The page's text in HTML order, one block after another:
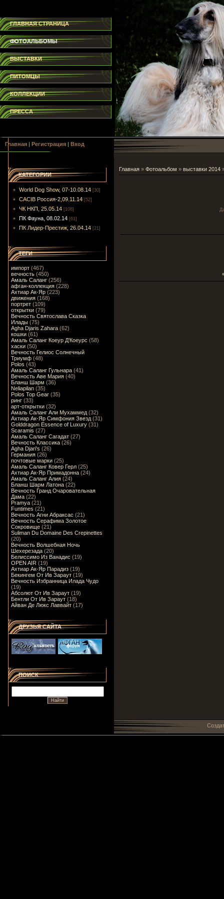
ГЛАВНАЯ СТРАНИЦА
ФОТОАЛЬБОМЫ
ВЫСТАВКИ
ПИТОМЦЫ
КОЛЛЕКЦИИ
ПРЕССА
Главная | Регистрация | Вход
КАТЕГОРИИ
World Dog Show, 07-10.08.14 [30]
CACIB Россия-2,09.11.14 [52]
ЧК НКП, 25.05.14 [108]
ПК Фауна, 08.02.14 [61]
ПК Лидер-Престиж, 26.04.14 [21]
ТЕГИ
импорт (467)
вечность (450)
Амаль Саланг (256)
афган-коллекция (228)
Ахтиар Ак-Яр (223)
движения (168)
портрет (109)
открытки (79)
Вечность Святослава Сказка
Илады (75)
Agha Djaris Zahara (62)
кошки (61)
Амаль Саланг Коеур Д'Коеурс (58)
хаски (50)
Вечность Гелиос Солнечный
Триумф (48)
Polos (43)
Амаль Саланг Гульнара (41)
Вечность Аве Мария (40)
Бланш Шарм (36)
Neliapilan (35)
Polos Top Gear (35)
ринг (33)
арт-открытки (32)
Амаль Саланг Али Мухаммед (32)
Ахтиар Ак-Яр Симфония Звезд (31)
Golddragon Essence of Luxury (31)
Scaramis (27)
Амаль Саланг Сагадат (27)
Вечность Классика (26)
Agha Djari's (26)
Германия (26)
почтовые марки (25)
Амаль Саланг Ковер Герл (25)
Ахтиар Ак-Яр Примадонна (24)
Амаль Саланг Алия (24)
Бланш Шарм Латона (22)
Вечность Гранд Очаровательная
Дама (22)
Pramya (21)
Funtimes (21)
Вечность Агни Абраксас (21)
Вечность Серафима Золотое
Сокровище (21)
Suliman Du Domaine Des Crepinettes
(20)
Вечность Волшебная Ночь
Шехерезада (20)
Белиссимо Из Ванадис (19)
OPEN AIR (19)
Ахтиар Ак-Яр Парадиз (19)
Бекингем От Ив Зараут (19)
Вечность Избранница Илада Чудо
(19)
Абсолют От Ив Зараут (19)
Бентли От Ив Зараут (18)
Айван Де Люкс Лаввайт (17)
ДРУЗЬЯ САЙТА
ПОИСК
Главная » Фотоальбом » выставки 2014